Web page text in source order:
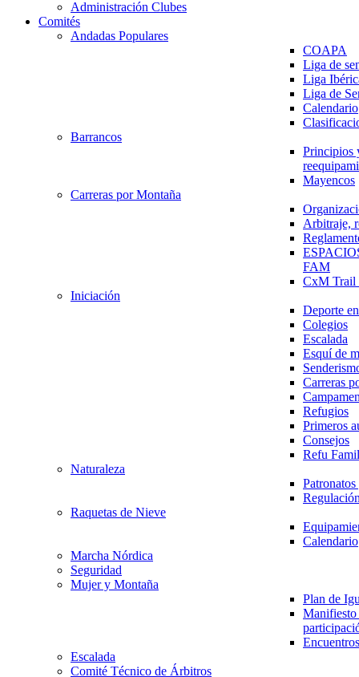
Administración Clubes
Comités
Andadas Populares
COAPA
Liga de
Liga
Liga de
Calendario
Barrancos
Principios
Mayencos
Carreras por Montaña
Arbitraje,
FAM
CxM
Iniciación
Deporte
Colegios
Escalada
Esquí de
Carreras
Refugios
Primeros
Consejos
Refu
Naturaleza
Raquetas de Nieve
Calendario
Marcha Nórdica
Seguridad
Mujer y Montaña
Plan de
Escalada
Comité Técnico de Árbitros